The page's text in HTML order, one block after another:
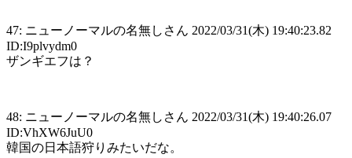
47: ニューノーマルの名無しさん 2022/03/31(木) 19:40:23.82
ID:I9plvydm0
ザンギエフは？
48: ニューノーマルの名無しさん 2022/03/31(木) 19:40:26.07
ID:VhXW6JuU0
韓国の日本語狩りみたいだな。